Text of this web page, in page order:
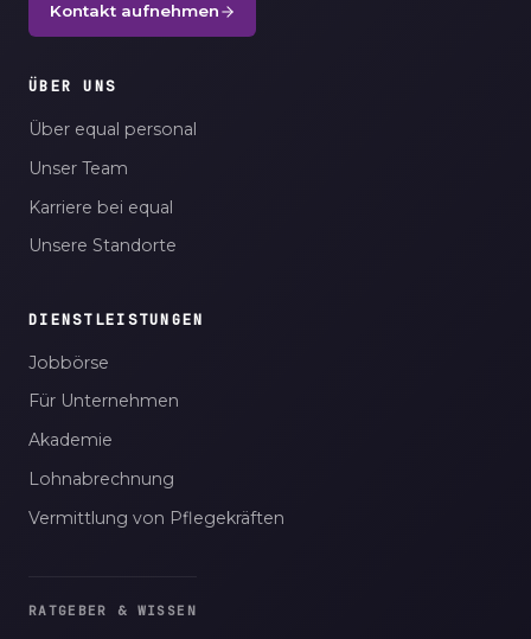
Kontakt aufnehmen
ÜBER UNS
Über equal personal
Unser Team
Karriere bei equal
Unsere Standorte
DIENSTLEISTUNGEN
Jobbörse
Für Unternehmen
Akademie
Lohnabrechnung
Vermittlung von Pflegekräften
RATGEBER & WISSEN